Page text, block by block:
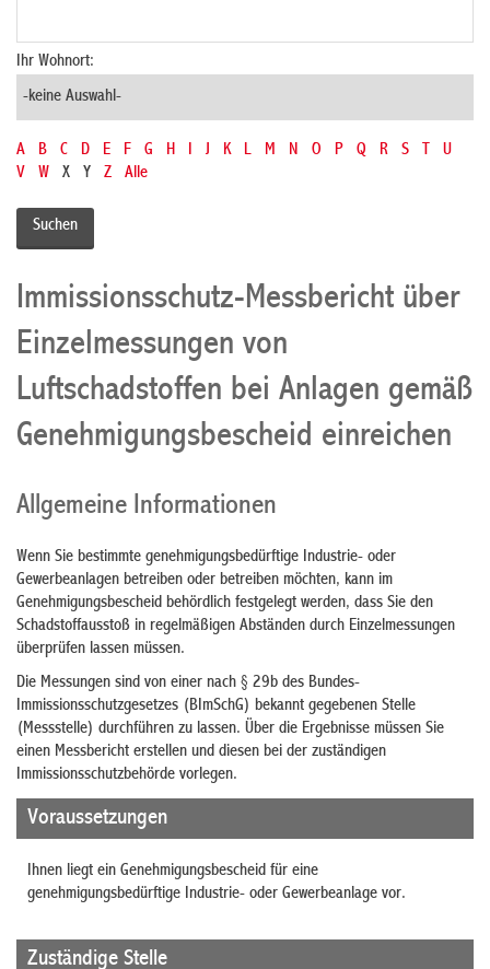
Ihr Wohnort:
A B C D E F G H I J K L M N O P Q R S T
U
V
W X Y Z Alle
Immissionsschutz-Messbericht über
Einzelmessungen von
Luftschadstoffen bei Anlagen gemäß
Genehmigungsbescheid einreichen
Allgemeine Informationen
Wenn Sie bestimmte genehmigungsbedürftige Industrie- oder
Gewerbeanlagen betreiben oder betreiben möchten, kann im
Genehmigungsbescheid behördlich festgelegt werden, dass Sie den
Schadstoffausstoß in regelmäßigen Abständen durch Einzelmessungen
überprüfen lassen müssen.
Die Messungen sind von einer nach § 29b des Bundes-
Immissionsschutzgesetzes (BImSchG) bekannt gegebenen Stelle
(Messstelle) durchführen zu lassen. Über die Ergebnisse müssen Sie
einen Messbericht erstellen und diesen bei der zuständigen
Immissionsschutzbehörde vorlegen.
Voraussetzungen
Ihnen liegt ein Genehmigungsbescheid für eine
genehmigungsbedürftige Industrie- oder Gewerbeanlage vor.
Zuständige Stelle